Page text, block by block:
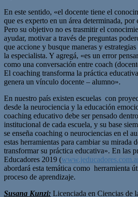
En este sentido, «el docente tiene el
que es experto en un área determinada, por
Pero su objetivo no es trasmitir el
ayudar, motivar a través de preguntas
que accione y busque maneras y
la especialista. Y agregá, «es un error
como una conversación entre coach
El coaching transforma la práctica
genera un vínculo docente – alumno».
En nuestro país existen escuelas con
desde la neurociencia y la educación
coaching educativo debe ser pensado
institucional de cada escuela, y su base
se enseña coaching o neurociencias en el
estas herramientas para cambiar su mirada
transformar su práctica educativa». En las
Educadores 2019 (
abordará esta temática como herramienta
proceso de aprendizaje.
Susana Kunzi: Licenciada en Ciencias de